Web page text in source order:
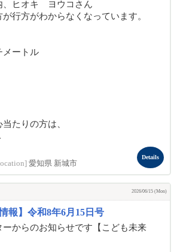
、ヒオキ ヨウコさん
行方がわからなくなっています。
ートル
たりの方は、
愛知県 新城市
Details
2026/06/15 (Mon)
報】令和8年6月15日号
からのお知らせです【こども未来